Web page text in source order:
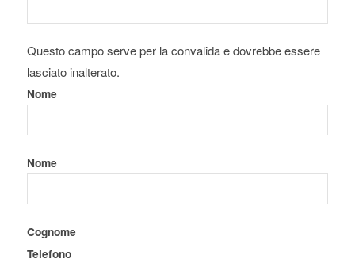
Questo campo serve per la convalida e dovrebbe essere
lasciato inalterato.
Nome
Nome
Cognome
Telefono